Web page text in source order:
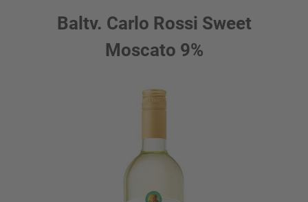
Baltv. Carlo Rossi Sweet
Moscato 9%